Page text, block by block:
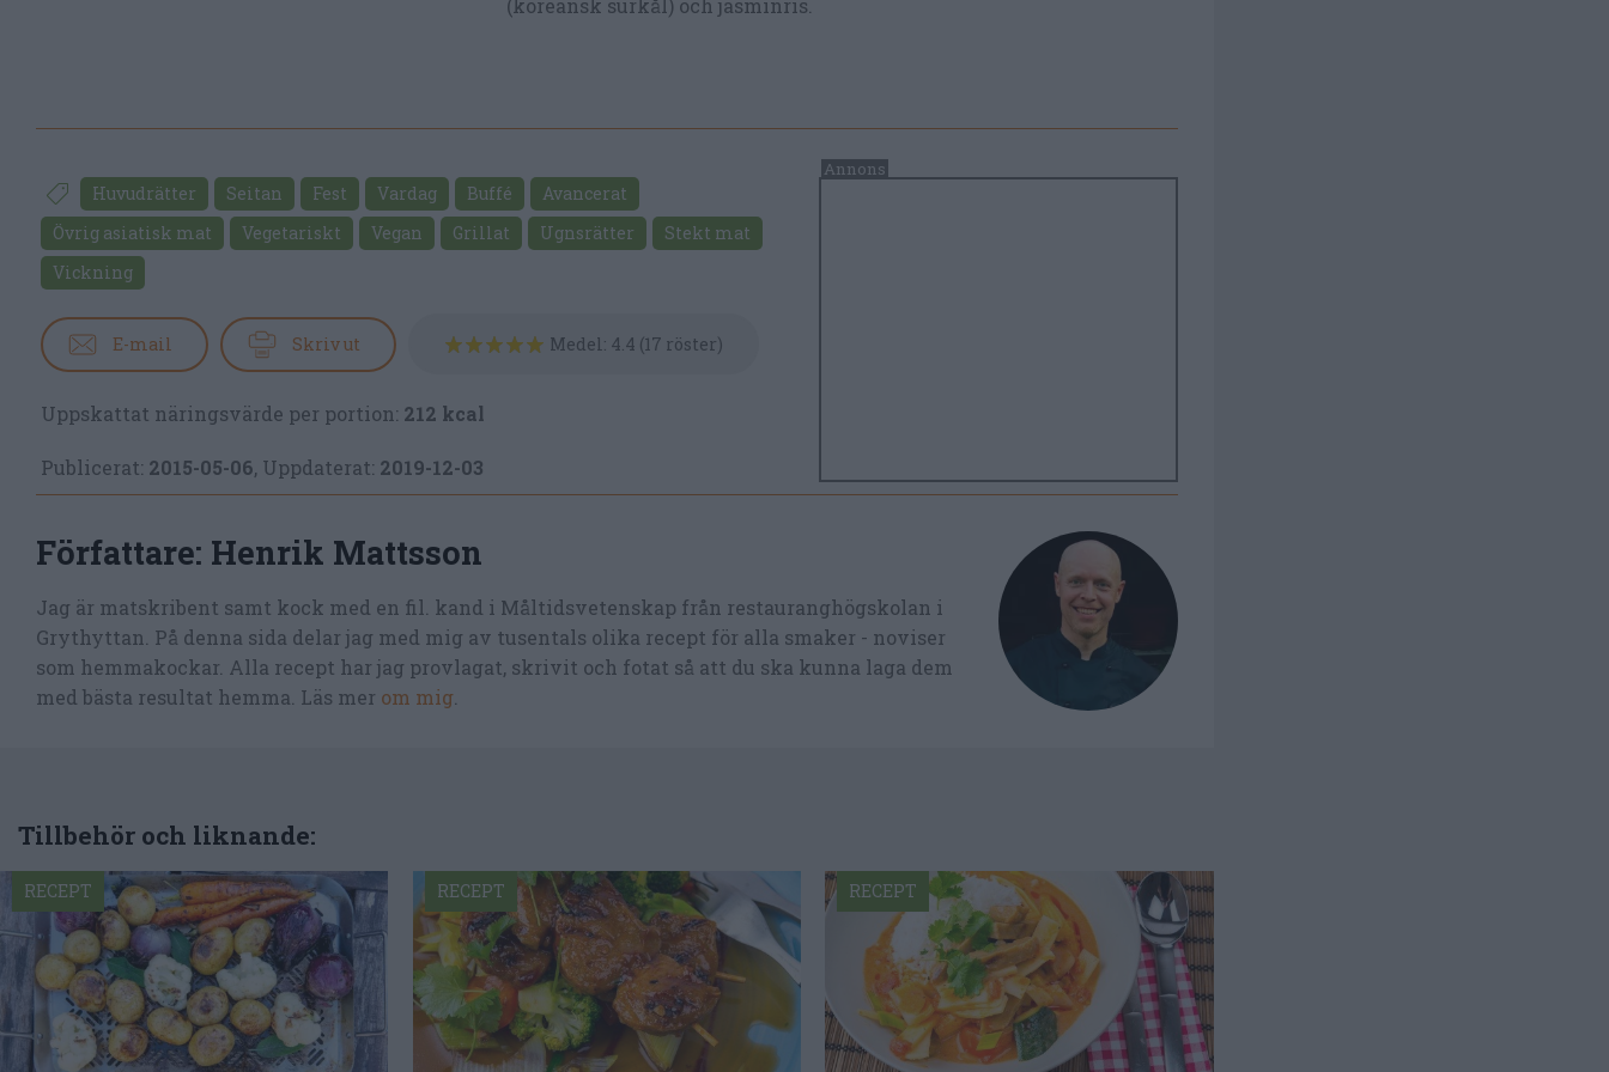
(koreansk surkål) och jasminris.
Huvudrätter Seitan Fest Vardag Buffé
Avancerat
Övrig asiatisk mat
Vegetariskt Vegan Grillat Ugnsrätter
Stekt mat
Vickning
E-mail Skriv ut Medel: 4.4 (17 röster)
Uppskattat näringsvärde per portion: 212 kcal
Publicerat: 2015-05-06, Uppdaterat: 2019-12-03
Författare: Henrik Mattsson
Jag är matskribent samt kock med en fil. kand i Måltidsvetenskap från restauranghögskolan i
Grythyttan. På denna sida delar jag med mig av tusentals olika recept för alla smaker - noviser
som hemmakockar. Alla recept har jag provlagat, skrivit och fotat så att du ska kunna laga dem
med bästa resultat hemma. Läs mer om mig.
Tillbehör och liknande:
RECEPT RECEPT RECEPT